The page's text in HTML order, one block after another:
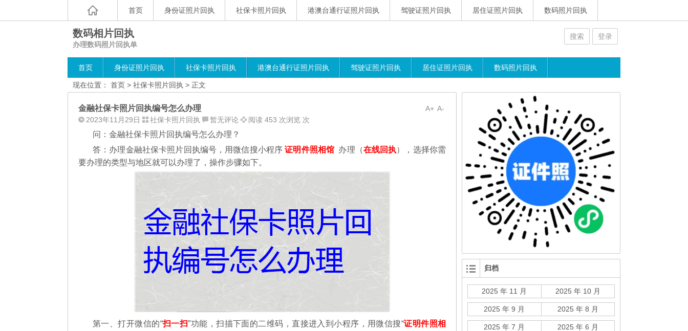
首页 身份证照片回执 社保卡照片回执 港澳台通行证照片回执 驾驶证照片回执 居住证照片回执 数码照片回执
数码相片回执
办理数码照片回执单
搜索 登录
首页 身份证照片回执 社保卡照片回执 港澳台通行证照片回执 驾驶证照片回执 居住证照片回执 数码照片回执
现在位置： 首页 > 社保卡照片回执 > 正文
A-
A+
金融社保卡照片回执编号怎么办理
2023年11月29日 社保卡照片回执 暂无评论 阅读 453 次浏览 次
问：金融社保卡照片回执编号怎么办理？
答：办理金融社保卡照片回执编号，用微信搜小程序证明件照相馆 办理（在线回执），选择你需
要办理的类型与地区就可以办理了，操作步骤如下。
第一、打开微信的“扫一扫”功能，扫描下面的二维码，直接进入到小程序，用微信搜“证明件照相
归档
2025 年 11 月 2025 年 10 月
2025 年 9 月 2025 年 8 月
2025 年 7 月 2025 年 6 月